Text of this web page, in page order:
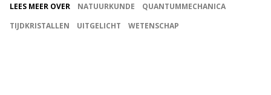
LEES MEER OVER NATUURKUNDE
QUANTUMMECHANICA
TIJDKRISTALLEN
UITGELICHT WETENSCHAP